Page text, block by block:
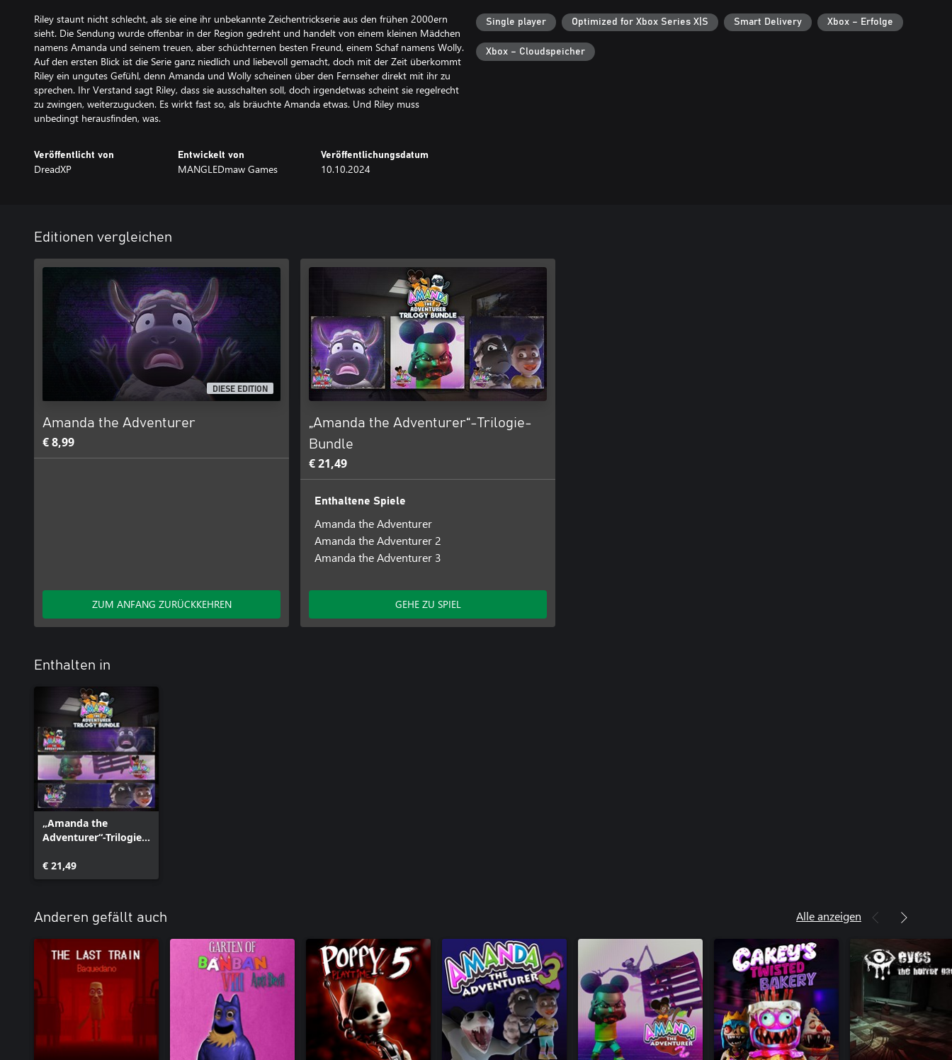
Riley staunt nicht schlecht, als sie eine ihr unbekannte Zeichentrickserie aus den frühen 2000ern
sieht. Die Sendung wurde offenbar in der Region gedreht und handelt von einem kleinen Mädchen
namens Amanda und seinem treuen, aber schüchternen besten Freund, einem Schaf namens Wolly.
Auf den ersten Blick ist die Serie ganz niedlich und liebevoll gemacht, doch mit der Zeit überkommt
Riley ein ungutes Gefühl, denn Amanda und Wolly scheinen über den Fernseher direkt mit ihr zu
sprechen. Ihr Verstand sagt Riley, dass sie ausschalten soll, doch irgendetwas scheint sie regelrecht
zu zwingen, weiterzugucken. Es wirkt fast so, als bräuchte Amanda etwas. Und Riley muss
unbedingt herausfinden, was.
Veröffentlicht von
DreadXP
Entwickelt von
MANGLEDmaw Games
Veröffentlichungsdatum
10.10.2024
Single player Optimized for Xbox Series X|S Smart Delivery Xbox – Erfolge
Xbox – Cloudspeicher
Editionen vergleichen
DIESE EDITION
Amanda the Adventurer
€ 8,99
ZUM ANFANG ZURÜCKKEHREN
„Amanda the Adventurer“-Trilogie-
Bundle
€ 21,49
Enthaltene Spiele
Amanda the Adventurer
Amanda the Adventurer 2
Amanda the Adventurer 3
GEHE ZU SPIEL
Enthalten in
„Amanda the
Adventurer“-Trilogie-
€ 21,49
Anderen gefällt auch Alle anzeigen